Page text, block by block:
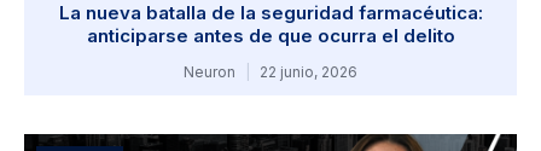
La nueva batalla de la seguridad farmacéutica:
anticiparse antes de que ocurra el delito
Neuron 22 junio, 2026